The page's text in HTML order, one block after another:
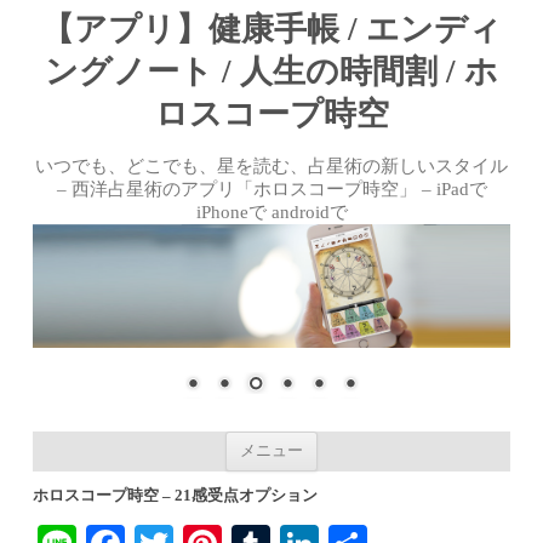
【アプリ】健康手帳 / エンディ
ングノート / 人生の時間割 / ホ
ロスコープ時空
いつでも、どこでも、星を読む、占星術の新しいスタイル
– 西洋占星術のアプリ「ホロスコープ時空」 – iPadで
iPhoneで androidで
メニュー
ホロスコープ時空 – 21感受点オプション